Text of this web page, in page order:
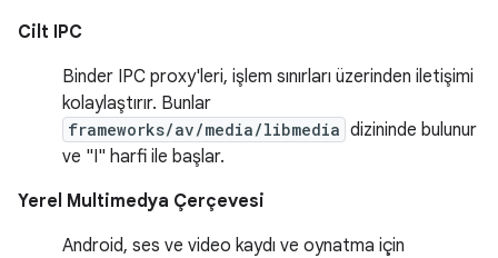
Cilt IPC
Binder IPC proxy'leri, işlem sınırları üzerinden iletişimi
kolaylaştırır. Bunlar
frameworks/av/media/libmedia dizininde bulunur
ve "I" harfi ile başlar.
Yerel Multimedya Çerçevesi
Android, ses ve video kaydı ve oynatma için